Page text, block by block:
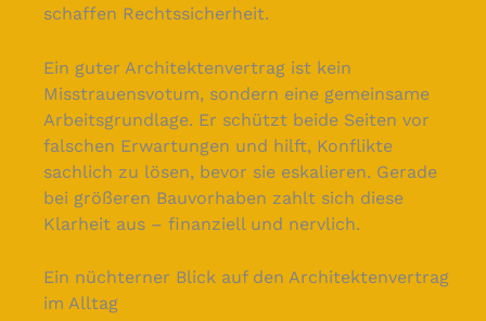
schaffen Rechtssicherheit.
Ein guter Architektenvertrag ist kein
Misstrauensvotum, sondern eine gemeinsame
Arbeitsgrundlage. Er schützt beide Seiten vor
falschen Erwartungen und hilft, Konflikte
sachlich zu lösen, bevor sie eskalieren. Gerade
bei größeren Bauvorhaben zahlt sich diese
Klarheit aus – finanziell und nervlich.
Ein nüchterner Blick auf den Architektenvertrag
im Alltag